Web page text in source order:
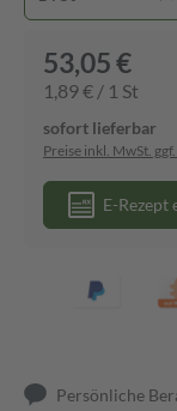
53,05 €
1,89 € / 1 St
sofort lieferbar
Preise inkl. MwSt.
E-Rezept
Persönliche